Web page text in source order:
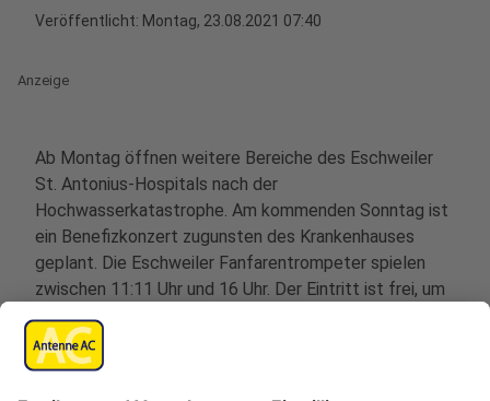
Veröffentlicht: Montag, 23.08.2021 07:40
Anzeige
Ab Montag öffnen weitere Bereiche des Eschweiler
St. Antonius-Hospitals nach der
Hochwasserkatastrophe. Am kommenden Sonntag ist
ein Benefizkonzert zugunsten des Krankenhauses
geplant. Die Eschweiler Fanfarentrompeter spielen
zwischen 11:11 Uhr und 16 Uhr. Der Eintritt ist frei, um
Spenden wird gebeten. Eschweilers Bürgermeisterin
Nadine Leonhardt ist von dem Fortschritt begeistert,
hat sie uns im Antenne AC-Interview gesagt: